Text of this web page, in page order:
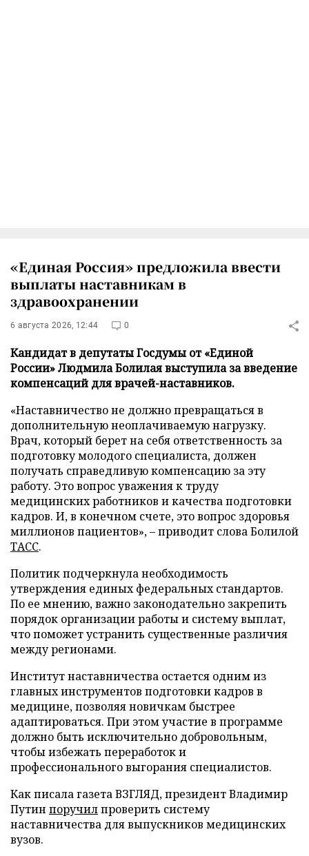
«Единая Россия» предложила ввести
выплаты наставникам в
здравоохранении
6 августа 2026, 12:44 0
Кандидат в депутаты Госдумы от «Единой
России» Людмила Болилая выступила за введение
компенсаций для врачей-наставников.
«Наставничество не должно превращаться в
дополнительную неоплачиваемую нагрузку.
Врач, который берет на себя ответственность за
подготовку молодого специалиста, должен
получать справедливую компенсацию за эту
работу. Это вопрос уважения к труду
медицинских работников и качества подготовки
кадров. И, в конечном счете, это вопрос здоровья
миллионов пациентов», – приводит слова Болилой
ТАСС.
Политик подчеркнула необходимость
утверждения единых федеральных стандартов.
По ее мнению, важно законодательно закрепить
порядок организации работы и систему выплат,
что поможет устранить существенные различия
между регионами.
Институт наставничества остается одним из
главных инструментов подготовки кадров в
медицине, позволяя новичкам быстрее
адаптироваться. При этом участие в программе
должно быть исключительно добровольным,
чтобы избежать переработок и
профессионального выгорания специалистов.
Как писала газета ВЗГЛЯД, президент Владимир
Путин поручилпроверить систему
наставничества для выпускников медицинских
вузов.